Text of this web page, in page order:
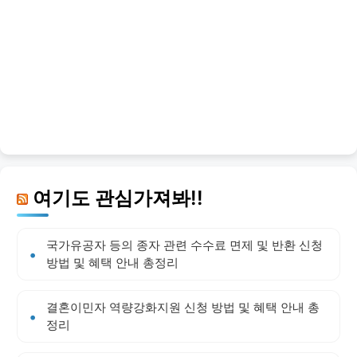
여기도 관심가져봐!!
국가유공자 등의 종자 관련 수수료 면제 및 반환 신청
방법 및 혜택 안내 총정리
결혼이민자 역량강화지원 신청 방법 및 혜택 안내 총
정리